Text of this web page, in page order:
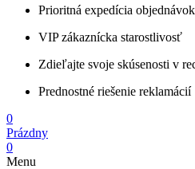
Prioritná expedícia objednávok
VIP zákaznícka starostlivosť
Zdieľajte svoje skúsenosti v
Prednostné riešenie reklamácií
0
Prázdny
0
Menu